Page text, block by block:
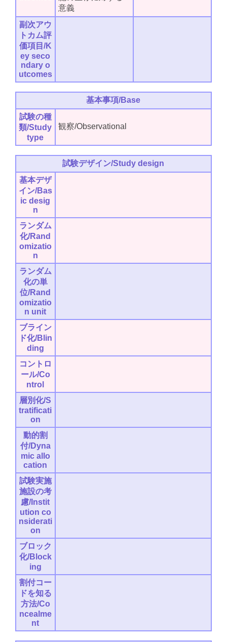
意義
副次アウ
トカム評
価項目/K
ey seco
ndary o
utcomes
基本事項/Base
試験の種
類/Study
type
観察/Observational
試験デザイン/Study design
基本デザ
イン/Bas
ic desig
n
ランダム
化/Rand
omizatio
n
ランダム
化の単
位/Rand
omizatio
n unit
ブライン
ド化/Blin
ding
コントロ
ール/Co
ntrol
層別化/S
tratificati
on
動的割
付/Dyna
mic allo
cation
試験実施
施設の考
慮/Instit
ution co
nsiderati
on
ブロック
化/Block
ing
割付コー
ドを知る
方法/Co
ncealme
nt